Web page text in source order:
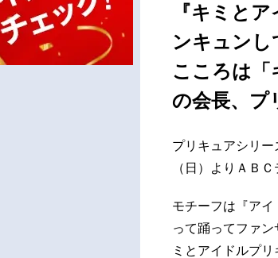
『キミと
ンキュン
こころは「
の会長、
プリキュアシリ
（日）よりＡＢ
モチーフは『アイ
って踊ってファ
ミとアイドルプ